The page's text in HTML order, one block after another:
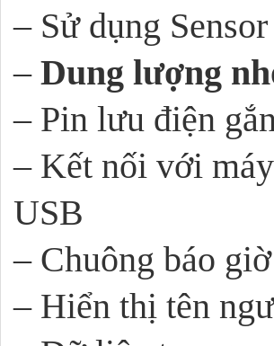
– Sử dụng
– Dung lượng
– Pin lưu điện
– Kết nối với
USB
– Chuông báo
– Hiển thị tên